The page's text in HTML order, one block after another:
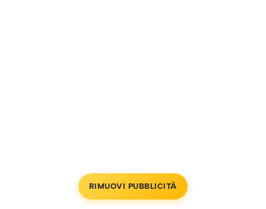
RIMUOVI PUBBLICITÀ